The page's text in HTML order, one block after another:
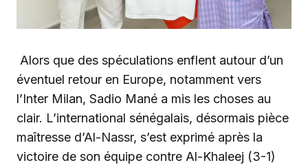
Alors que des spéculations enflent autour d’un
éventuel retour en Europe, notamment vers
l’Inter Milan, Sadio Mané a mis les choses au
clair. L’international sénégalais, désormais pièce
maîtresse d’Al-Nassr, s’est exprimé après la
victoire de son équipe contre Al-Khaleej (3-1)